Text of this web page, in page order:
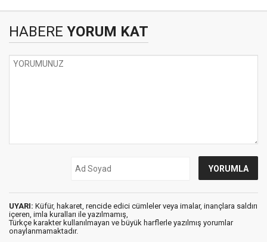
HABERE YORUM KAT
UYARI: Küfür, hakaret, rencide edici cümleler veya imalar, inançlara saldırı
içeren, imla kuralları ile yazılmamış,
Türkçe karakter kullanılmayan ve büyük harflerle yazılmış yorumlar
onaylanmamaktadır.